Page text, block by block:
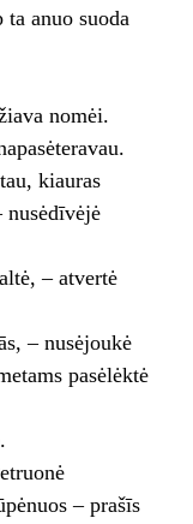
anuo suoda
nomėi.
kiauras
nusėdīvėjė
– atvertė
– nusėjoukė
pasėlėktė
– prašīs